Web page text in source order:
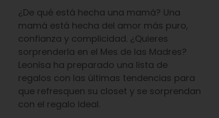
¿De qué está hecha una mamá? Una
mamá está hecha del amor más puro,
confianza y complicidad. ¿Quieres
sorprenderla en el Mes de las Madres?
Leonisa ha preparado una lista de
regalos con las últimas tendencias para
que refresquen su closet y se sorprendan
con el regalo ideal.